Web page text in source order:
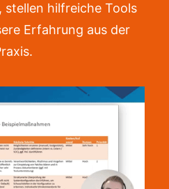
stellen hilfreiche Tools
Erfahrung aus der